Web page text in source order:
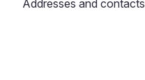
Addresses and contacts